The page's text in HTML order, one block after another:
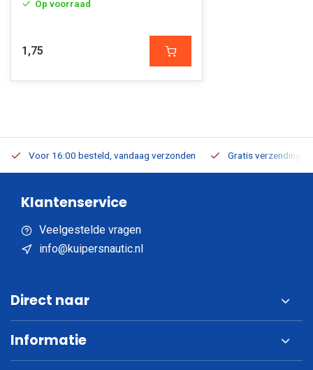
Op voorraad
1,75
Voor 16:00 besteld, vandaag verzonden Gratis verzending
Klantenservice
Veelgestelde vragen
info@kuipersnautic.nl
Direct naar
Informatie